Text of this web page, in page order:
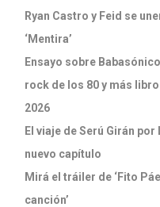
Ryan Castro y Feid se
‘Mentira’
Ensayo sobre
rock de los 80 y más
2026
El viaje de Serú Girán
nuevo capítulo
Mirá el tráiler de ‘Fito
canción’